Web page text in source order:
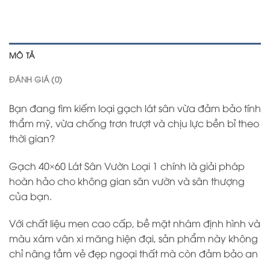
MÔ TẢ
ĐÁNH GIÁ (0)
Bạn đang tìm kiếm loại gạch lát sân vừa đảm bảo tính
thẩm mỹ, vừa chống trơn trượt và chịu lực bền bỉ theo
thời gian?
Gạch 40×60 Lát Sân Vườn Loại 1 chính là giải pháp
hoàn hảo cho không gian sân vườn và sân thượng
của bạn.
Với chất liệu men cao cấp, bề mặt nhám định hình và
màu xám vân xi măng hiện đại, sản phẩm này không
chỉ nâng tầm vẻ đẹp ngoại thất mà còn đảm bảo an